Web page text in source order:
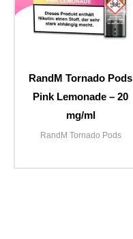
RandM Tornado Pods
Pink Lemonade – 20
mg/ml
RandM Tornado Pods